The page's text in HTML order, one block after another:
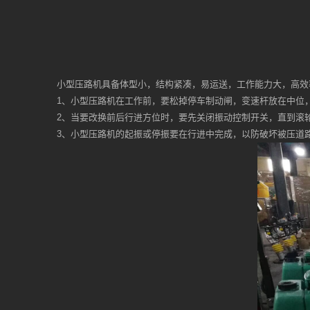
小型压路机具备体型小，结构紧凑，易运送，工作能力大，高
1、小型压路机在工作前，要松掉停车制动闸，变速杆放在中
2、当要改换前后行进方位时，要先关闭振动控制开关，直到滚
3、小型压路机的起振或停振要在行进中完成，以防破坏被压道